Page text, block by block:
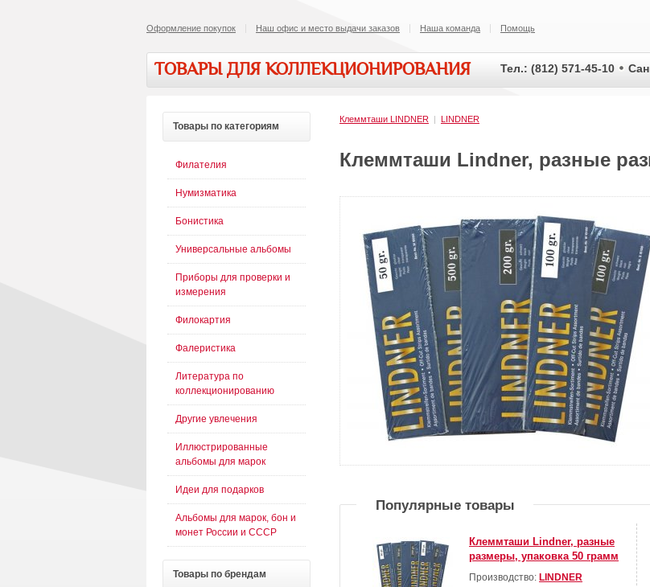
Оформление покупок Наш офис и место выдачи заказов Наша команда Помощь
ТОВАРЫ ДЛЯ КОЛЛЕКЦИОНИРОВАНИЯ Тел.: (812) 571-45-10
Клеммташи LINDNER | LINDNER
Клеммташи Lindner, разные
Популярные товары
Клеммташи Lindner, разные
размеры, упаковка 50 грамм
Производство: LINDNER
Товары по категориям
Филателия
Нумизматика
Бонистика
Универсальные альбомы
Приборы для проверки и
измерения
Филокартия
Фалеристика
Литература по
коллекционированию
Другие увлечения
Иллюстрированные
альбомы для марок
Идеи для подарков
Альбомы для марок, бон и
монет России и СССР
Товары по брендам